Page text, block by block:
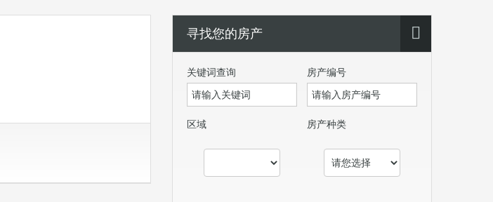
寻找您的房产
关键词查询 房产编号
区域 房产种类